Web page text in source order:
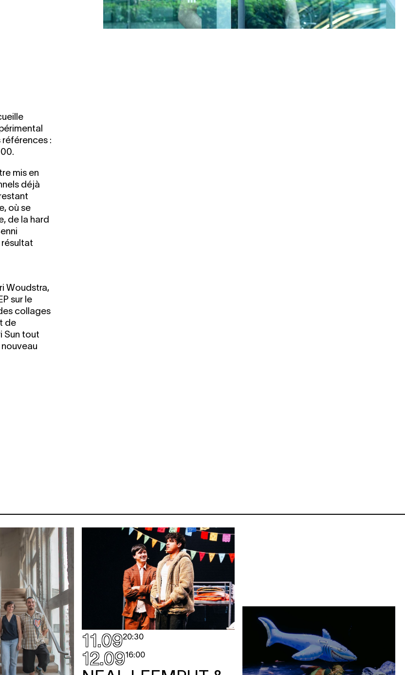
références :
mis en
déjà
où se
de la hard
résultat
Woudstra,
sur le
collages
de
Sun tout
11.0920:30
12.0916:00